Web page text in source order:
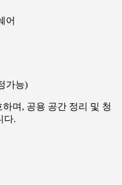
어
가능)
며, 공용 공간 정리 및 청
다.